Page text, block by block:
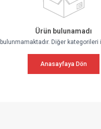
Ürün bulunamadı
Diğer
Anasayfaya Dön